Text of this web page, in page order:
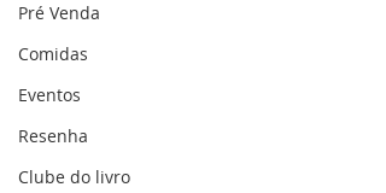
Pré Venda
Comidas
Eventos
Resenha
Clube do livro